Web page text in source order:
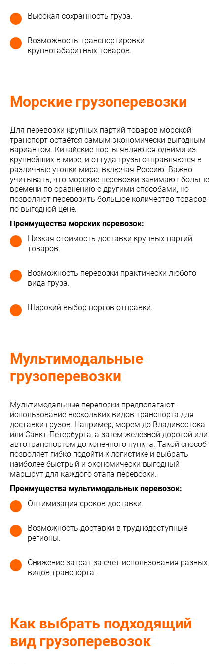
Высокая сохранность груза.
Возможность транспортировки
крупногабаритных товаров.
Морские грузоперевозки
Для перевозки крупных партий товаров морской
транспорт остаётся самым экономически выгодным
вариантом. Китайские порты являются одними из
крупнейших в мире, и оттуда грузы отправляются в
различные уголки мира, включая Россию. Важно
учитывать, что морские перевозки занимают больше
времени по сравнению с другими способами, но
позволяют перевозить большое количество товаров
по выгодной цене.
Преимущества морских перевозок:
Низкая стоимость доставки крупных партий
товаров.
Возможность перевозки практически любого
вида груза.
Широкий выбор портов отправки.
Мультимодальные
грузоперевозки
Мультимодальные перевозки предполагают
использование нескольких видов транспорта для
доставки грузов. Например, морем до Владивостока
или Санкт-Петербурга, а затем железной дорогой или
автотранспортом до конечного пункта. Такой способ
позволяет гибко подойти к логистике и выбрать
наиболее быстрый и экономически выгодный
маршрут для каждого этапа перевозки.
Преимущества мультимодальных перевозок:
Оптимизация сроков доставки.
Возможность доставки в труднодоступные
регионы.
Снижение затрат за счёт использования разных
видов транспорта.
Как выбрать подходящий
вид грузоперевозок